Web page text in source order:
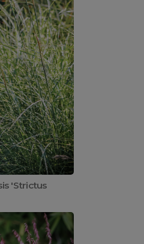
'Strictus